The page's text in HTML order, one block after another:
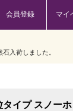
会員登録 マイ
入荷しました。
イプ スノー